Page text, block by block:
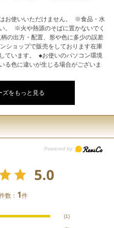
お使いいただけません。 ※食品・水
。 ※火や熱源のそばに置かないでく
の出方・配置、形や色に多少の誤差
ショップで販売をしております在庫
ています。 ◆お使いのパソコン環境
る色に違いが生じる場合がございま
ズをもっと見る
5.0
数： 1件
(1)